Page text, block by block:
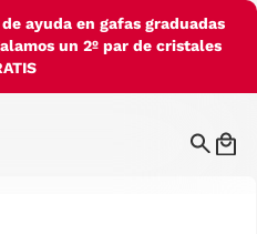
ayuda en gafas graduadas
un 2º par de cristales